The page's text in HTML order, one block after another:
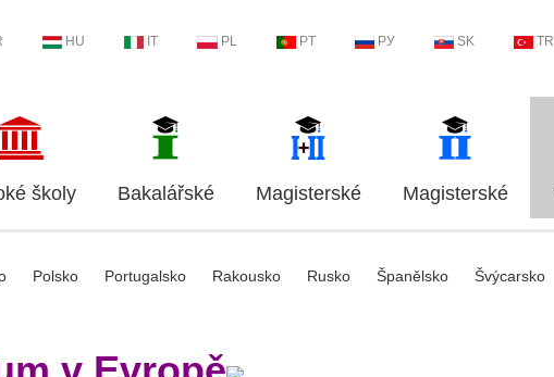
HU IT PL PT РУ SK TR
školy Bakalářské Magisterské Magisterské
Polsko Portugalsko Rakousko Rusko Španělsko Švýcarsko